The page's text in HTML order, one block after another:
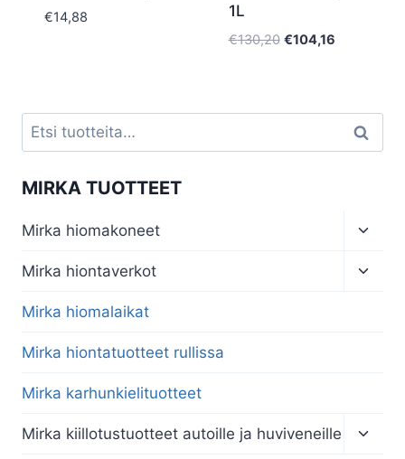
€14,88
1L
€130,20 Alkuperäinen
€104,16Nykyinen
Etsi: Haku
MIRKA TUOTTEET
Mirka hiomakoneet
menu
Mirka hiontaverkot
Mirka hiomalaikat
Mirka hiontatuotteet rullissa
Mirka karhunkielituotteet
Mirka kiillotustuotteet autoille ja huviveneille